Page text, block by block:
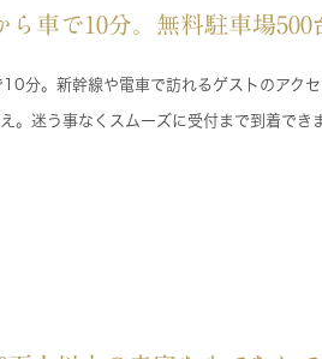
ら車で10分。無料駐車場500
分。新幹線や電車で訪れるゲストのアク
。迷う事なくスムーズに受付まで到着でき